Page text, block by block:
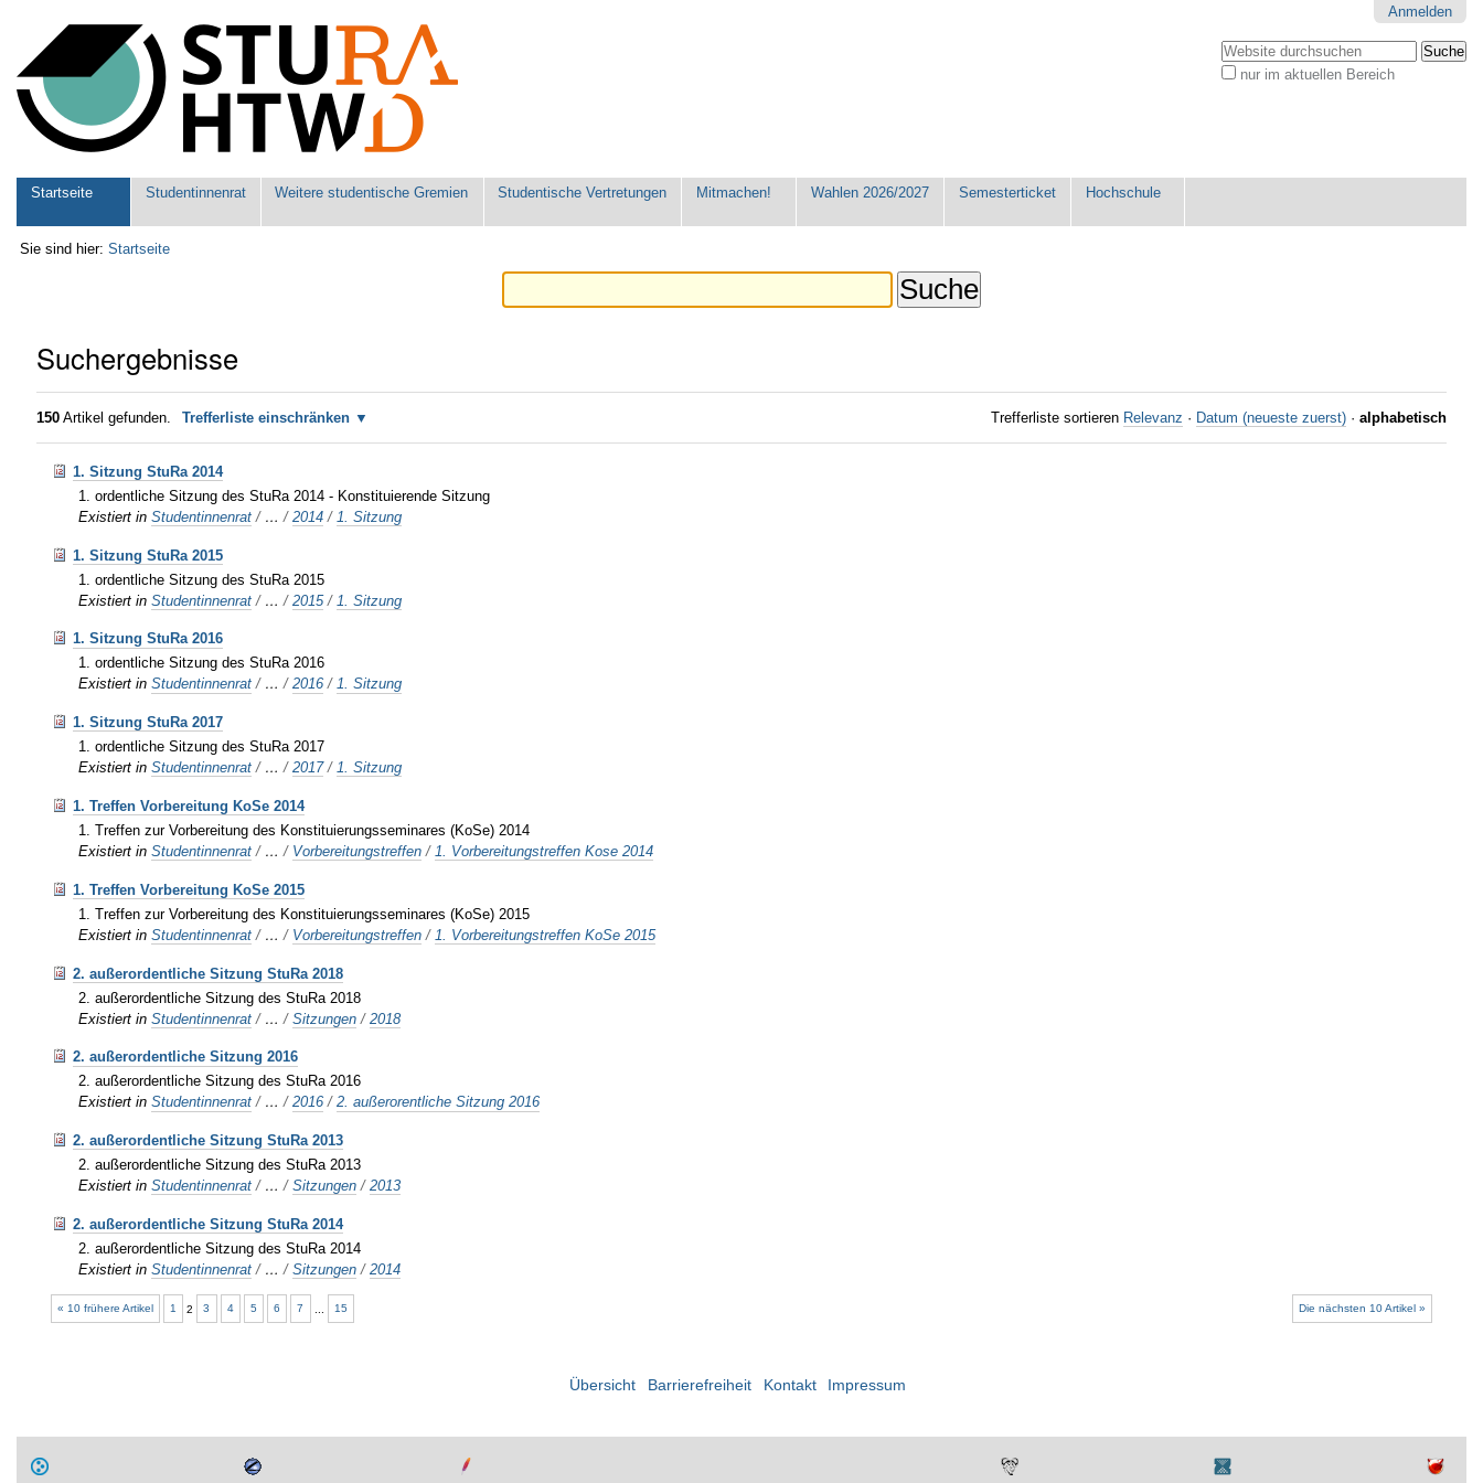
Werkzeuge
Anmelden
Website durchsuchen
nur im aktuellen Bereich
Sektionen
Startseite Studentinnenrat Weitere studentische Gremien Studentische Vertretungen Mitmachen! Wahlen 2026/2027 Semesterticket Hochschule
Sie sind hier: Startseite
Suchergebnisse
150 Artikel gefunden. Trefferliste einschränken Trefferliste sortieren Relevanz · Datum (neueste zuerst) · alphabetisch
1. Sitzung StuRa 2014
1. ordentliche Sitzung des StuRa 2014 - Konstituierende Sitzung
Existiert in Studentinnenrat / …/2014 / 1. Sitzung
1. Sitzung StuRa 2015
1. ordentliche Sitzung des StuRa 2015
Existiert in Studentinnenrat / …/2015 / 1. Sitzung
1. Sitzung StuRa 2016
1. ordentliche Sitzung des StuRa 2016
Existiert in Studentinnenrat / …/2016 /1. Sitzung
1. Sitzung StuRa 2017
1. ordentliche Sitzung des StuRa 2017
Existiert in Studentinnenrat / …/2017 /1. Sitzung
1. Treffen Vorbereitung KoSe 2014
1. Treffen zur Vorbereitung des Konstituierungsseminares (KoSe) 2014
Existiert in Studentinnenrat / …/ Vorbereitungstreffen / 1. Vorbereitungstreffen Kose 2014
1. Treffen Vorbereitung KoSe 2015
1. Treffen zur Vorbereitung des Konstituierungsseminares (KoSe) 2015
Existiert in Studentinnenrat / …/ Vorbereitungstreffen / 1. Vorbereitungstreffen KoSe 2015
2. außerordentliche Sitzung StuRa 2018
2. außerordentliche Sitzung des StuRa 2018
Existiert in Studentinnenrat / …/Sitzungen /2018
2. außerordentliche Sitzung 2016
2. außerordentliche Sitzung des StuRa 2016
Existiert in Studentinnenrat / …/2016 /2. außerorentliche Sitzung 2016
2. außerordentliche Sitzung StuRa 2013
2. außerordentliche Sitzung des StuRa 2013
Existiert in Studentinnenrat / …/Sitzungen /2013
2. außerordentliche Sitzung StuRa 2014
2. außerordentliche Sitzung des StuRa 2014
Existiert in Studentinnenrat / …/Sitzungen /2014
« 10 frühere Artikel Die nächsten 10 Artikel »
1 2 3 4 5 6 7 15
Übersicht Barrierefreiheit Kontakt Impressum